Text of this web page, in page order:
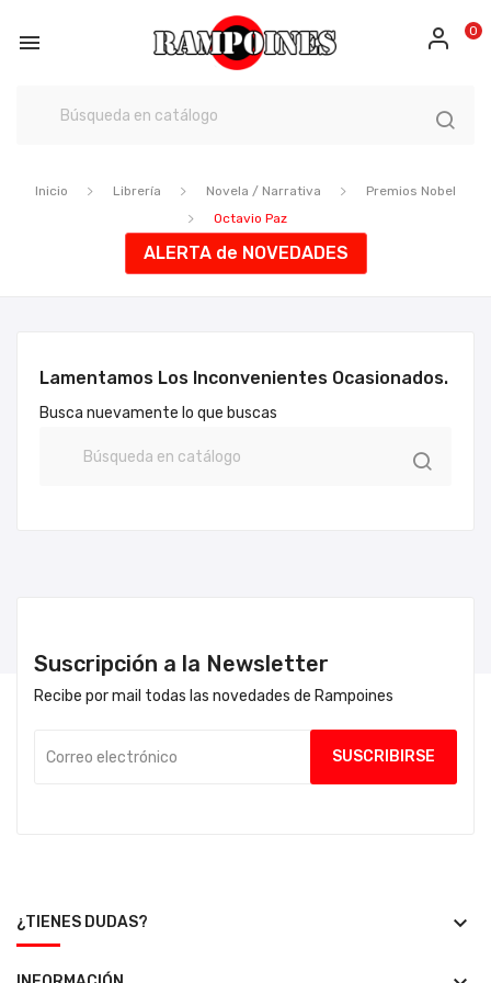
 0
Inicio Librería Novela / Narrativa
Premios Nobel
Octavio Paz
ALERTA de NOVEDADES
Lamentamos Los Inconvenientes Ocasionados.
Busca nuevamente lo que buscas
Suscripción a la Newsletter
Recibe por mail todas las novedades de Rampoines
¿TIENES DUDAS? keyboard_arrow_down